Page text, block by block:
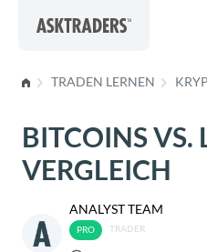
TRADEN LERNEN
BITCOINS VS.
VERGLEICH
ANALYST TEAM
TRADER